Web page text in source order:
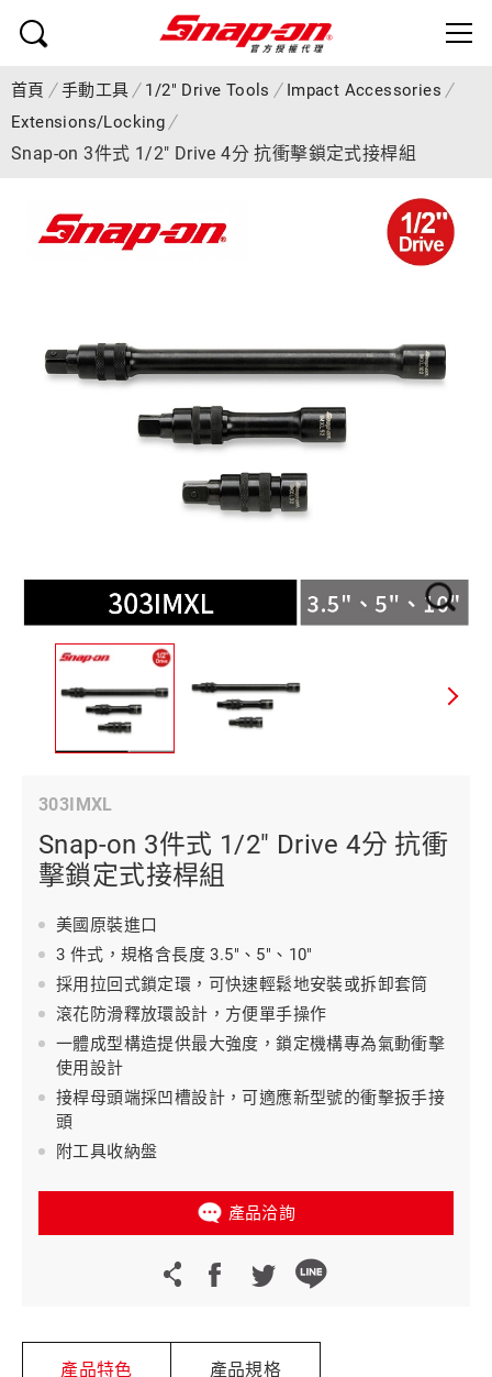
首頁 手動工具 1/2" Drive Tools
Impact Accessories
Extensions/Locking
Snap-on 3件式 1/2" Drive 4分 抗衝擊鎖定式接桿組
303IMXL
Snap-on 3件式 1/2" Drive 4分 抗衝
擊鎖定式接桿組
美國原裝進口
3 件式，規格含長度 3.5"、5"、10"
採用拉回式鎖定環，可快速輕鬆地安裝或拆卸套筒
滾花防滑釋放環設計，方便單手操作
一體成型構造提供最大強度，鎖定機構專為氣動衝擊
使用設計
接桿母頭端採凹槽設計，可適應新型號的衝擊扳手接
頭
附工具收納盤
產品洽詢
產品特色 產品規格